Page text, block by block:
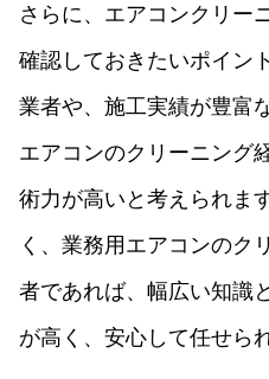
さらに、エアコンクリー
確認しておきたいポイン
業者や、施工実績が豊富
エアコンのクリーニング
術力が高いと考えられま
く、業務用エアコンのク
者であれば、幅広い知識
が高く、安心して任せら